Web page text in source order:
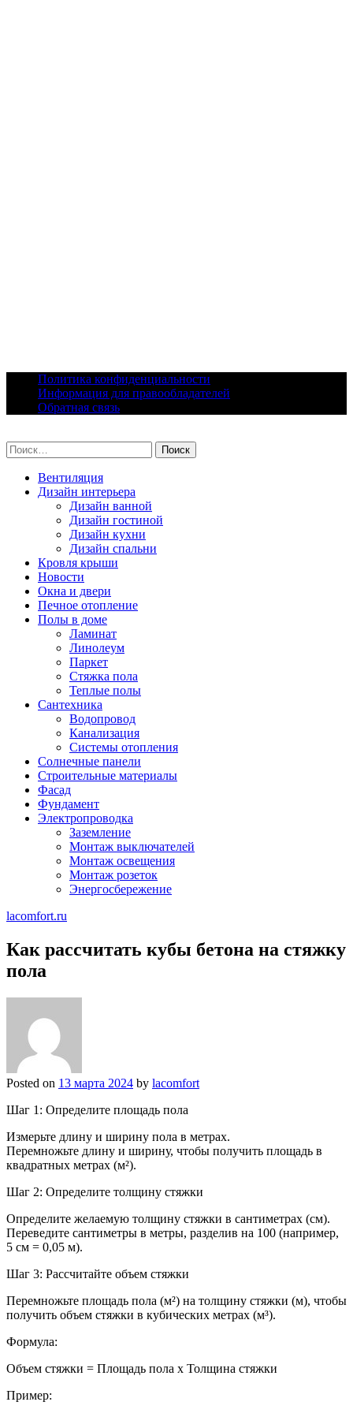
content
Политика конфиденциальности
Информация для правообладателей
Обратная связь
Найти:
Вентиляция
Дизайн интерьера
Дизайн ванной
Дизайн гостиной
Дизайн кухни
Дизайн спальни
Кровля крыши
Новости
Окна и двери
Печное отопление
Полы в доме
Ламинат
Линолеум
Паркет
Стяжка пола
Теплые полы
Сантехника
Водопровод
Канализация
Системы отопления
Солнечные панели
Строительные материалы
Фасад
Фундамент
Электропроводка
Заземление
Монтаж выключателей
Монтаж освещения
Монтаж розеток
Энергосбережение
lacomfort.ru
Как рассчитать кубы бетона на стяжку
пола
Posted on 13 марта 2024 by lacomfort
Шаг 1: Определите площадь пола
Измерьте длину и ширину пола в метрах.
Перемножьте длину и ширину, чтобы получить площадь в
квадратных метрах (м²).
Шаг 2: Определите толщину стяжки
Определите желаемую толщину стяжки в сантиметрах (см).
Переведите сантиметры в метры, разделив на 100 (например,
5 см = 0,05 м).
Шаг 3: Рассчитайте объем стяжки
Перемножьте площадь пола (м²) на толщину стяжки (м), чтобы
получить объем стяжки в кубических метрах (м³).
Формула:
Объем стяжки = Площадь пола x Толщина стяжки
Пример: